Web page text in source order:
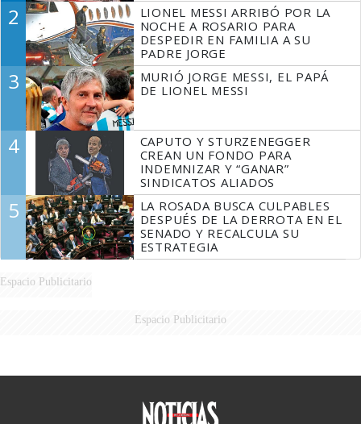
2
LIONEL MESSI ARRIBÓ POR LA
NOCHE A ROSARIO PARA
DESPEDIR EN FAMILIA A SU
PADRE JORGE
3
MURIÓ JORGE MESSI, EL PAPÁ
DE LIONEL MESSI
4
CAPUTO Y STURZENEGGER
CREAN UN FONDO PARA
INDEMNIZAR Y “GANAR”
SINDICATOS ALIADOS
5
LA ROSADA BUSCA CULPABLES
DESPUÉS DE LA DERROTA EN EL
SENADO Y RECALCULA SU
ESTRATEGIA
Espacio Publicitario
Espacio Publicitario